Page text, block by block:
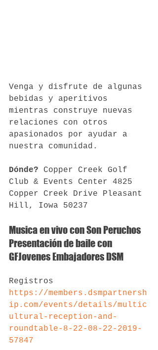
Venga y disfrute de algunas
bebidas y aperitivos
mientras construye nuevas
relaciones con otros
apasionados por ayudar a
nuestra comunidad.
Dónde? Copper Creek Golf
Club & Events Center 4825
Copper Creek Drive Pleasant
Hill, Iowa 50237
Musica en vivo con Son Peruchos
Presentación de baile con
GFJovenes Embajadores DSM
Registros
https://members.dsmpartnersh
ip.com/events/details/multic
ultural-reception-and-
roundtable-8-22-08-22-2019-
57847